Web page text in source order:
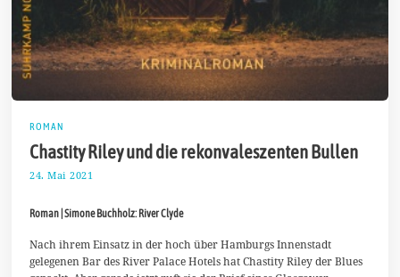
ROMAN
Chastity Riley und die rekonvaleszenten Bullen
24. Mai 2021
u
i
0
Roman | Simone Buchholz: River Clyde
Nach ihrem Einsatz in der hoch über Hamburgs Innenstadt
gelegenen Bar des River Palace Hotels hat Chastity Riley der Blues